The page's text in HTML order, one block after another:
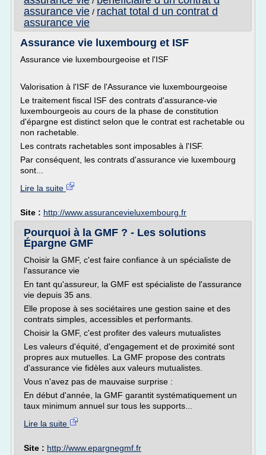
assurance vie / rachat total d un contrat d
assurance vie
Assurance vie luxembourg et ISF
Assurance vie luxembourgeoise et l'ISF
Valorisation à l'ISF de l'Assurance vie luxembourgeoise
Le traitement fiscal ISF des contrats d'assurance-vie
luxembourgeois au cours de la phase de constitution
d'épargne est distinct selon que le contrat est rachetable ou
non rachetable.
Les contrats rachetables sont imposables à l'ISF.
Par conséquent, les contrats d'assurance vie luxembourg
sont...
Lire la suite
Site : http://www.assurancevieluxembourg.fr
Pourquoi à la GMF ? - Les solutions
Épargne GMF
Choisir la GMF, c'est faire confiance à un spécialiste de
l'assurance vie
En tant qu'assureur, la GMF est spécialiste de l'assurance
vie depuis 35 ans.
Elle propose à ses sociétaires une gestion saine et des
contrats simples, accessibles et performants.
Choisir la GMF, c'est profiter des valeurs mutualistes
Les valeurs d'équité, d'engagement et de proximité sont
propres aux mutuelles. La GMF propose des contrats
d'assurance vie fidèles aux valeurs mutualistes.
Vous n'avez pas de mauvaise surprise :
En début d'année, la GMF garantit systématiquement un
taux minimum annuel sur tous les supports...
Lire la suite
Site : http://www.epargnegmf.fr